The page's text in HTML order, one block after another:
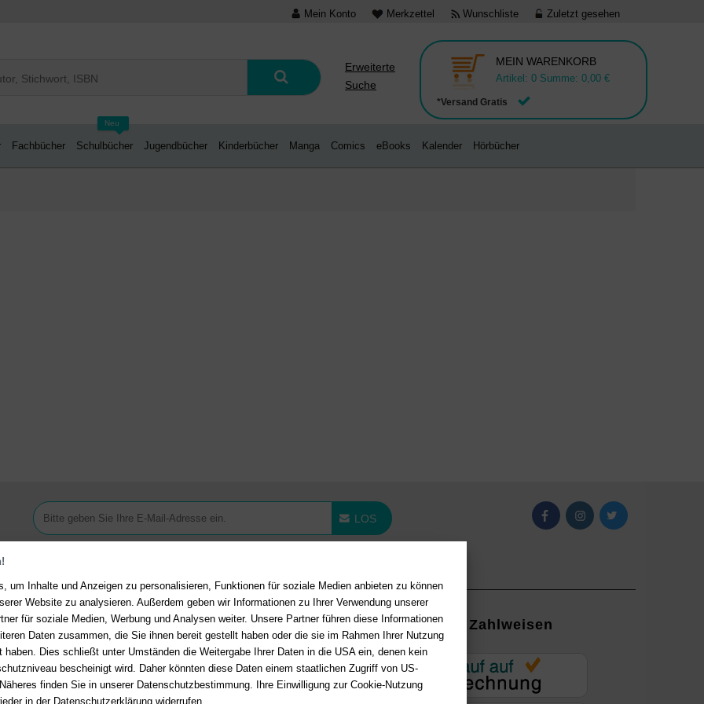
um Inhalte und Anzeigen zu personalisieren, Funktionen für soziale Medien anbieten zu können
Website zu analysieren. Außerdem geben wir Informationen zu Ihrer Verwendung unserer
für soziale Medien, Werbung und Analysen weiter. Unsere Partner führen diese Informationen
Daten zusammen, die Sie ihnen bereit gestellt haben oder die sie im Rahmen Ihrer Nutzung
haben. Dies schließt unter Umständen die Weitergabe Ihrer Daten in die USA ein, denen kein
bescheinigt wird. Daher könnten diese Daten einem staatlichen Zugriff von US-
finden Sie in unserer Datenschutzbestimmung. Ihre Einwilligung zur Cookie-Nutzung
in der Datenschutzerklärung widerrufen.
Mein Konto Merkzettel Wunschliste Zuletzt gesehen
Erweiterte
Suche
*Versand Gratis
MEIN WARENKORB
Artikel: 0 Summe: 0,00 €
Fachbücher
Neu
Schulbücher Jugendbücher Kinderbücher Manga Comics eBooks Kalender Hörbücher
LOS
Fragen?
Hier finden Sie
auf häufig gestellte Fragen.
Ihre Vorteile bei uns
Kostenloser Versand ab 36,- EUR
Bestellwert
Sicherer Online Shop und Zahlung mit
Zahlweisen